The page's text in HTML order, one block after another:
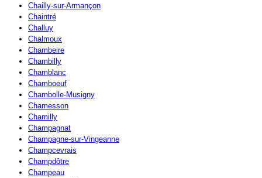
Chailly-sur-Armançon
Chaintré
Challuy
Chalmoux
Chambeire
Chambilly
Chamblanc
Chamboeuf
Chambolle-Musigny
Chamesson
Chamilly
Champagnat
Champagne-sur-Vingeanne
Champcevrais
Champdôtre
Champeau